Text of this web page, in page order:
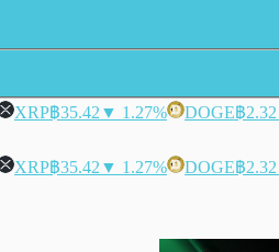
XRP฿35.42 ▼ 1.27% DOGE฿2.32
XRP฿35.42 ▼ 1.27% DOGE฿2.32